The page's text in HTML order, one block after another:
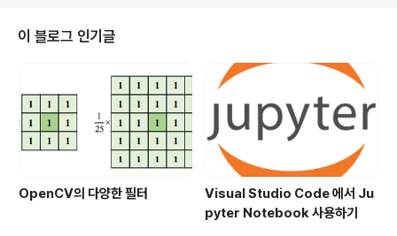
램 스트레칭을 수행한 영상은 명암비가 높아져서 일반적으
로 보기 좋은 사진 형태로 바뀌게 된다. 정규화 함수 Open
CV에서는 nomalize 는 함수를 제공한다. #OpenCV /*
src : 입력 영상 dst : 결과 영상 alpha : 노름 정규화인 경
우 목표 노름값, 원소 값 범위 정규화인 경우 최솟값 beta :
..
이 블로그 인기글
OpenCV의 다양한 필터
Visual Studio Code 에서 Ju
pyter Notebook 사용하기